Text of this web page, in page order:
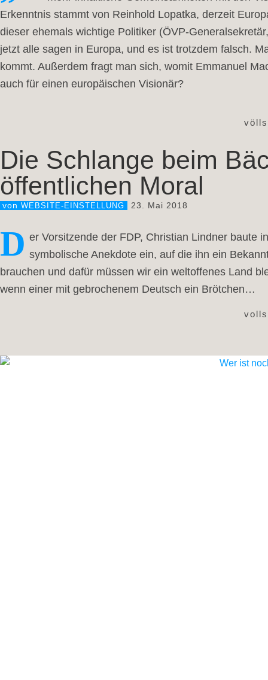
Erkenntnis stammt von Reinhold Lopatka, derzeit
dieser ehemals wichtige Politiker (ÖVP-
jetzt alle sagen in Europa, und es ist trotzdem falsch.
kommt. Außerdem fragt man sich, womit Emmanuel
auch für einen europäischen Visionär?
Die Schlange beim
öffentlichen Moral
von WEBSITE-EINSTELLUNG 23. Mai 2018
D er Vorsitzende der FDP, Christian Lindner baute
symbolische Anekdote ein, auf die ihn ein
brauchen und dafür müssen wir ein weltoffenes Land
wenn einer mit gebrochenem Deutsch ein Brötchen…